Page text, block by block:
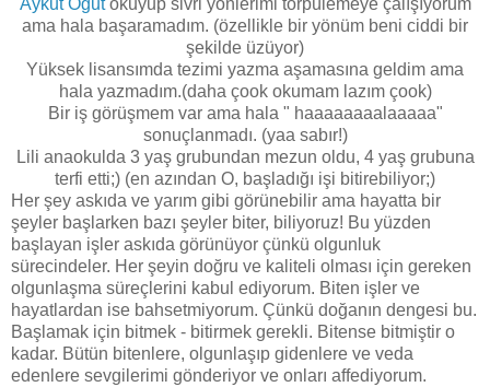
Aykut Oğutokuyup sivri yönlerimi törpülemeye çalışıyorum
ama hala başaramadım. (özellikle bir yönüm beni ciddi bir
şekilde üzüyor)
Yüksek lisansımda tezimi yazma aşamasına geldim ama
hala yazmadım.(daha çook okumam lazım çook)
Bir iş görüşmem var ama hala " haaaaaaaalaaaaa"
sonuçlanmadı. (yaa sabır!)
Lili anaokulda 3 yaş grubundan mezun oldu, 4 yaş grubuna
terfi etti;) (en azından O, başladığı işi bitirebiliyor;)
Her şey askıda ve yarım gibi görünebilir ama hayatta bir
şeyler başlarken bazı şeyler biter, biliyoruz! Bu yüzden
başlayan işler askıda görünüyor çünkü olgunluk
sürecindeler. Her şeyin doğru ve kaliteli olması için gereken
olgunlaşma süreçlerini kabul ediyorum. Biten işler ve
hayatlardan ise bahsetmiyorum. Çünkü doğanın dengesi bu.
Başlamak için bitmek - bitirmek gerekli. Bitense bitmiştir o
kadar. Bütün bitenlere, olgunlaşıp gidenlere ve veda
edenlere sevgilerimi gönderiyor ve onları affediyorum.